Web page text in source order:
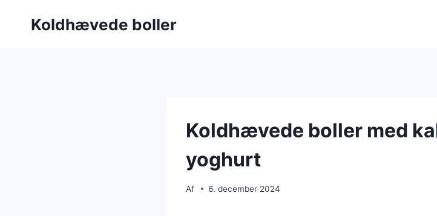
Koldhævede boller
Koldhævede boller med
yoghurt
Af 6. december 2024